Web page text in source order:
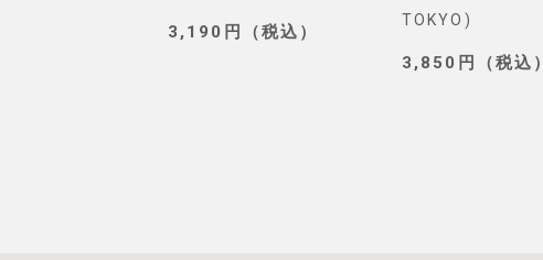
3,190円（税込）
TOKYO)
3,850円（税込）